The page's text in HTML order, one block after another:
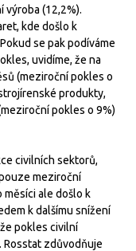
výroba (12,2%).
kde došlo k
se pak podíváme
uvidíme, že na
(meziroční pokles o
produkty,
pokles o 9%)
civilních sektorů,
meziroční
ale došlo k
k dalšímu snížení
pokles civilní
Rosstat zdůvodňuje